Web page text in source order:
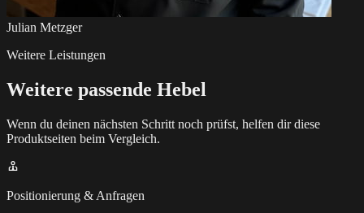
Julian Metzger
Weitere Leistungen
Weitere passende Hebel
Wenn du deinen nächsten Schritt noch prüfst, helfen dir diese
Produktseiten beim Vergleich.
Positionierung & Anfragen